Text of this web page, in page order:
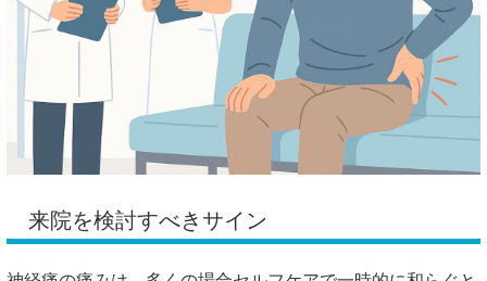
来院を検討すべきサイン